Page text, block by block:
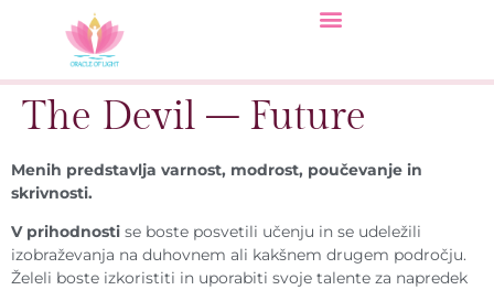
The Devil – Future
Menih predstavlja varnost, modrost, poučevanje in
skrivnosti.
V prihodnosti se boste posvetili učenju in se udeležili
izobraževanja na duhovnem ali kakšnem drugem področju.
Želeli boste izkoristiti in uporabiti svoje talente za napredek